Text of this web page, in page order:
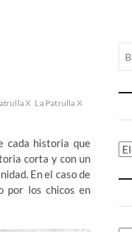
X La Patrulla X
cada historia que
corta y con un
En el caso de
por los chicos en